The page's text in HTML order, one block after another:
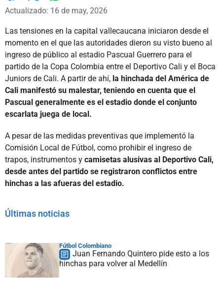
Facebook
X
Actualizado: 16 de may, 2026
Las tensiones en la capital vallecaucana iniciaron desde el
momento en el que las autoridades dieron su visto bueno al
ingreso de público al estadio Pascual Guerrero para el
partido de la Copa Colombia entre el Deportivo Cali y el Boca
Juniors de Cali. A partir de ahí, la hinchada del América de
Cali manifestó su malestar, teniendo en cuenta que el
Pascual generalmente es el estadio donde el conjunto
escarlata juega de local.
A pesar de las medidas preventivas que implementó la
Comisión Local de Fútbol, como prohibir el ingreso de
trapos, instrumentos y camisetas alusivas al Deportivo Cali,
desde antes del partido se registraron conflictos entre
hinchas a las afueras del estadio.
Últimas noticias
Fútbol Colombiano
Juan Fernando Quintero pide esto a los
hinchas para volver al Medellín